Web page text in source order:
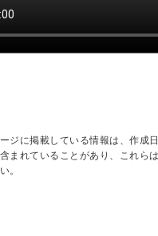
ジに掲載している情報は、作成
まれていることがあり、これら
。